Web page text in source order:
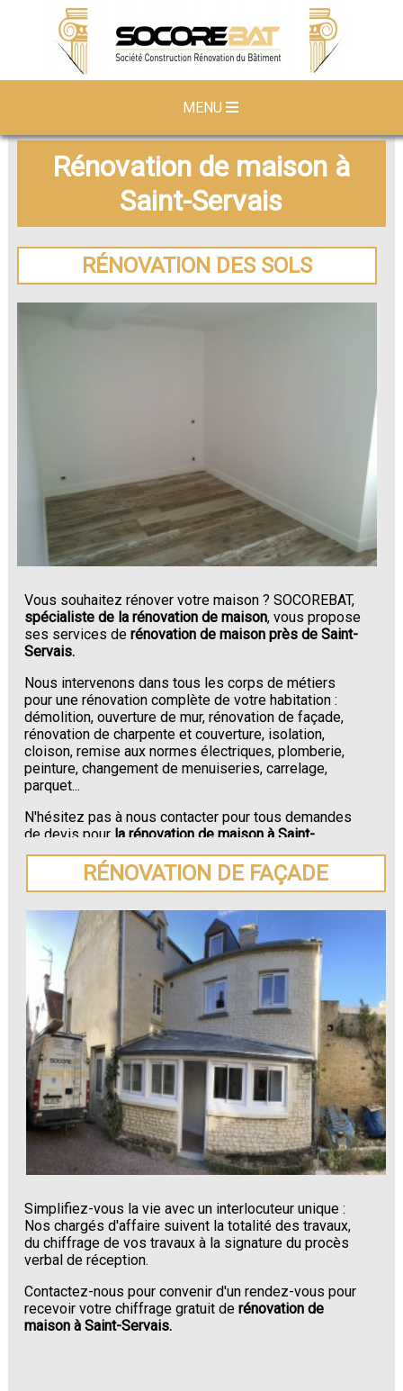
MENU
Rénovation de maison à
Saint-Servais
RÉNOVATION DES SOLS
Vous souhaitez rénover votre maison ? SOCOREBAT,
spécialiste de la rénovation de maison, vous propose
ses services derénovation de maison près de Saint-
Servais.
Nous intervenons dans tous les corps de métiers
pour une rénovation complète de votre habitation :
démolition, ouverture de mur, rénovation de façade,
rénovation de charpente et couverture, isolation,
cloison, remise aux normes électriques, plomberie,
peinture, changement de menuiseries, carrelage,
parquet...
N'hésitez pas à nous contacter pour tous demandes
de devis pour la rénovation de maison à Saint-
Servais.
RÉNOVATION DE FAÇADE
Simplifiez-vous la vie avec un interlocuteur unique :
Nos chargés d'affaire suivent la totalité des travaux,
du chiffrage de vos travaux à la signature du procès
verbal de réception.
Contactez-nous pour convenir d'un rendez-vous pour
recevoir votre chiffrage gratuit derénovation de
maison à Saint-Servais.